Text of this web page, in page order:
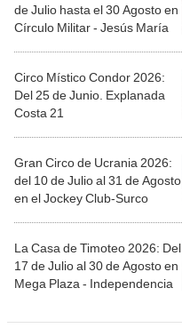
de Julio hasta el 30 Agosto en
Círculo Militar - Jesús María
Circo Místico Condor 2026:
Del 25 de Junio. Explanada
Costa 21
Gran Circo de Ucrania 2026:
del 10 de Julio al 31 de Agosto
en el Jockey Club-Surco
La Casa de Timoteo 2026: Del
17 de Julio al 30 de Agosto en
Mega Plaza - Independencia